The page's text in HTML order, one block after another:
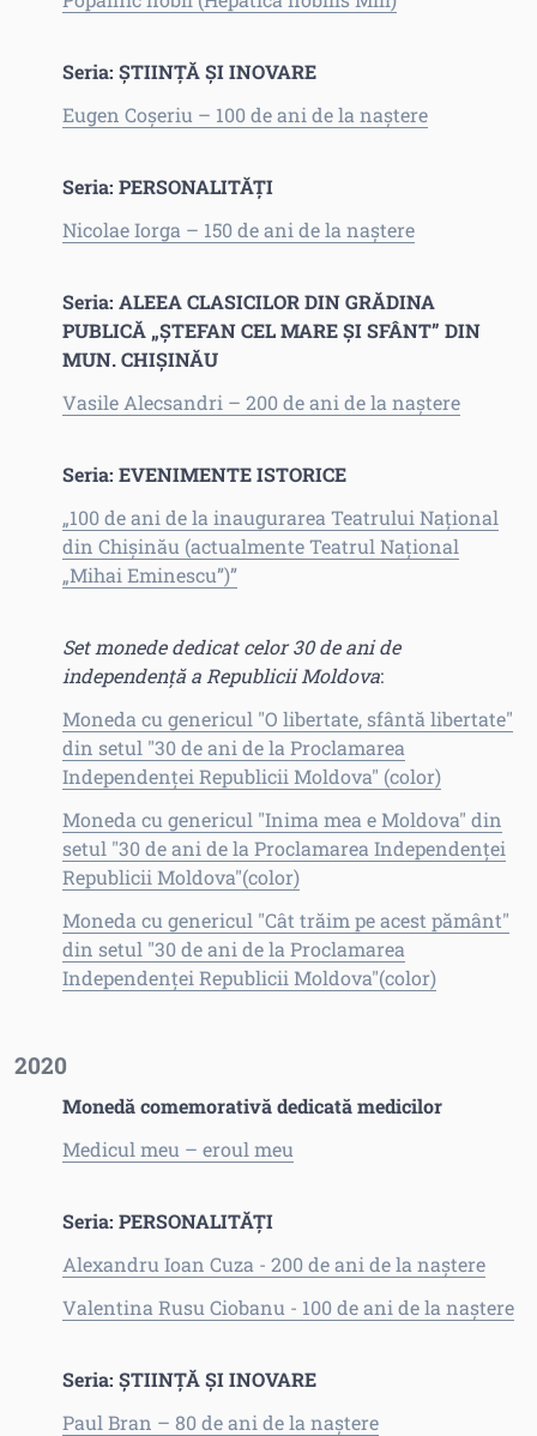
Seria: ȘTIINȚĂ ȘI INOVARE
Eugen Coșeriu – 100 de ani de la naștere
Seria: PERSONALITĂȚI
Nicolae Iorga – 150 de ani de la naștere
Seria: ALEEA CLASICILOR DIN GRĂDINA
PUBLICĂ „ȘTEFAN CEL MARE ȘI SFÂNT” DIN
MUN. CHIȘINĂU
Vasile Alecsandri – 200 de ani de la naștere
Seria: EVENIMENTE ISTORICE
„100 de ani de la inaugurarea Teatrului Național
din Chișinău (actualmente Teatrul Național
„Mihai Eminescu”)”
Set monedededicat celor 30 de ani de
independență a Republicii Moldova:
Moneda cu genericul "O libertate, sfântă libertate"
din setul "30 de ani de la Proclamarea
Independenței Republicii Moldova" (color)
Moneda cu genericul "Inima mea e Moldova" din
setul "30 de ani de la Proclamarea Independenței
Republicii Moldova"(color)
Moneda cu genericul "Cât trăim pe acest pământ"
din setul "30 de ani de la Proclamarea
Independenței Republicii Moldova"(color)
2020
Monedă comemorativă dedicată medicilor
Medicul meu – eroul meu
Seria: PERSONALITĂȚI
Alexandru Ioan Cuza - 200 de ani de la naștere
Valentina Rusu Ciobanu - 100 de ani de la naștere
Seria: ȘTIINȚĂ ȘI INOVARE
Paul Bran – 80 de ani de la naștere